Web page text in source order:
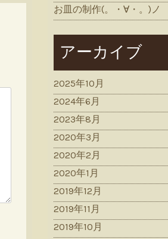
お皿の制作(。・∀・。)ノ
アーカイブ
2025年10月
2024年6月
2023年8月
2020年3月
2020年2月
2020年1月
2019年12月
2019年11月
2019年10月